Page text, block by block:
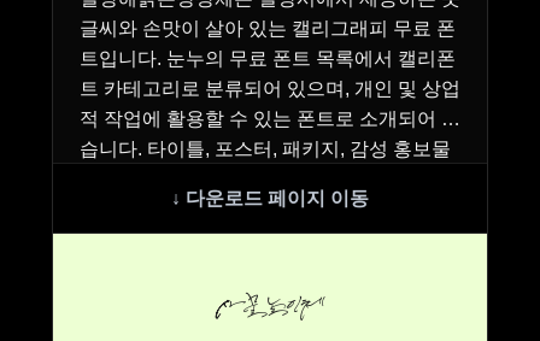
글씨와 손맛이 살아 있는 캘리그래피 무료 폰
트입니다. 눈누의 무료 폰트 목록에서 캘리폰
트 카테고리로 분류되어 있으며, 개인 및 상업
적 작업에 활용할 수 있는 폰트로 소개되어 있
습니다. 타이틀, 포스터, 패키지, 감성 홍보물
사물놀이체